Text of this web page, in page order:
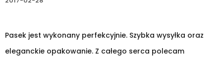
Pasek jest wykonany perfekcyjnie. Szybka wysyłka oraz
eleganckie opakowanie. Z całego serca polecam